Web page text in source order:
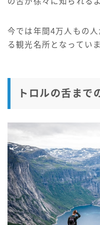
今では年間4万人もの
る観光名所となっていま
トロルの舌まで